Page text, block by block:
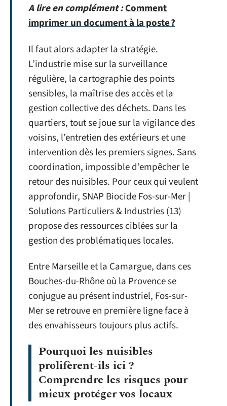
A lire en complément :Comment
imprimer un document à la poste ?
Il faut alors adapter la stratégie.
L’industrie mise sur la surveillance
régulière, la cartographie des points
sensibles, la maîtrise des accès et la
gestion collective des déchets. Dans les
quartiers, tout se joue sur la vigilance des
voisins, l’entretien des extérieurs et une
intervention dès les premiers signes. Sans
coordination, impossible d’empêcher le
retour des nuisibles. Pour ceux qui veulent
approfondir, SNAP Biocide Fos-sur-Mer |
Solutions Particuliers & Industries (13)
propose des ressources ciblées sur la
gestion des problématiques locales.
Entre Marseille et la Camargue, dans ces
Bouches-du-Rhône où la Provence se
conjugue au présent industriel, Fos-sur-
Mer se retrouve en première ligne face à
des envahisseurs toujours plus actifs.
Pourquoi les nuisibles
prolifèrent-ils ici ?
Comprendre les risques pour
mieux protéger vos locaux